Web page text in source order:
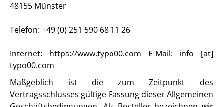
48155 Münster
Telefon: +49 (0) 251 590 68 11 26
Internet: https://www.typo00.com E-Mail: info [at]
typo00.com
Maßgeblich ist die zum Zeitpunkt des
Vertragsschlusses gültige Fassung dieser Allgemeinen